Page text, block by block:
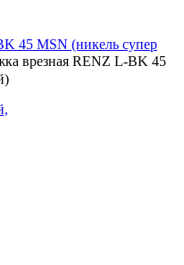
45 MSN (никель супер
врезная RENZ L-BK 45